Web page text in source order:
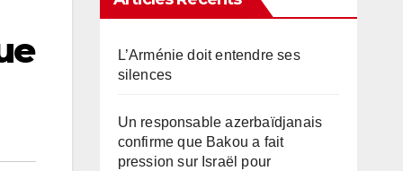
L’Arménie doit entendre ses
silences
Un responsable azerbaïdjanais
confirme que Bakou a fait
pression sur Israël pour